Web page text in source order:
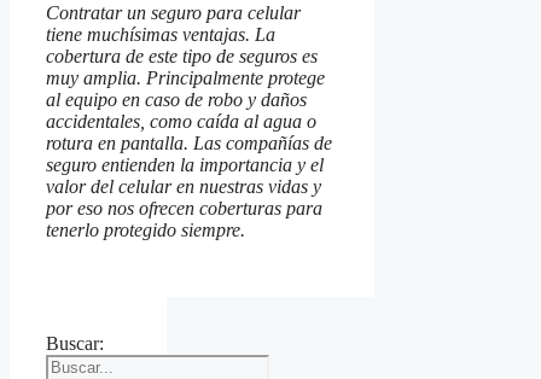
Contratar un seguro para celular
tiene muchísimas ventajas. La
cobertura de este tipo de seguros es
muy amplia. Principalmente protege
al equipo en caso de robo y daños
accidentales, como caída al agua o
rotura en pantalla. Las compañías de
seguro entienden la importancia y el
valor del celular en nuestras vidas y
por eso nos ofrecen coberturas para
tenerlo protegido siempre.
Buscar: